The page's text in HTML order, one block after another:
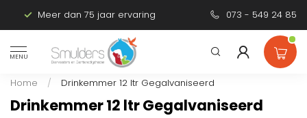
Meer dan 75 jaar ervaring Persoonlijk
073 - 549 24 85
MENU
Home / Drinkemmer 12 ltr Gegalvaniseerd
Drinkemmer 12 ltr Gegalvaniseerd